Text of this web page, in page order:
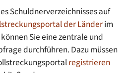
Schuldnerverzeichnisses auf
der Länderim
Sie eine zentrale und
durchführen. Dazu müssen
registrieren